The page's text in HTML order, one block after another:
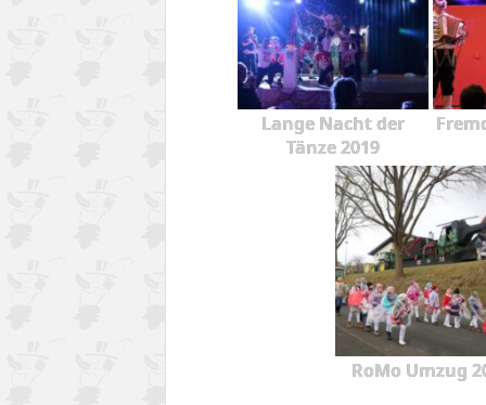
Lange Nacht der
Tänze 2019
RoMo Umzug